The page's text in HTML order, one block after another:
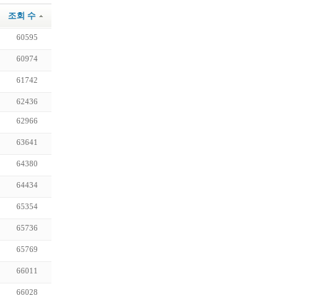
조회 수
60595
60974
61742
62436
62966
63641
64380
64434
65354
65736
65769
66011
66028